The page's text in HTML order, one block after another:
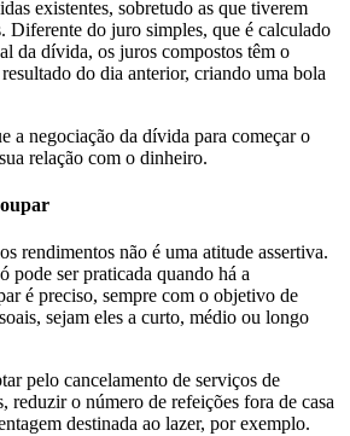
existentes, sobretudo as que tiverem
Diferente do juro simples, que é calculado
da dívida, os juros compostos têm o
do dia anterior, criando uma bola
a negociação da dívida para começar o
relação com o dinheiro.
rendimentos não é uma atitude assertiva.
pode ser praticada quando há a
é preciso, sempre com o objetivo de
sejam eles a curto, médio ou longo
pelo cancelamento de serviços de
reduzir o número de refeições fora de casa
destinada ao lazer, por exemplo.